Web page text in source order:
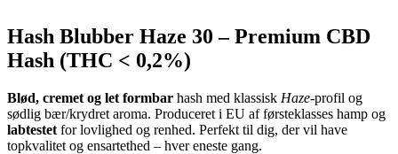
Hash Blubber Haze 30 – Premium CBD
Hash (THC < 0,2%)
Blød, cremet og let formbar hash med klassisk Haze-profil og
sødlig bær/krydret aroma. Produceret i EU af førsteklasses hamp og
labtestet for lovlighed og renhed. Perfekt til dig, der vil have
topkvalitet og ensartethed – hver eneste gang.